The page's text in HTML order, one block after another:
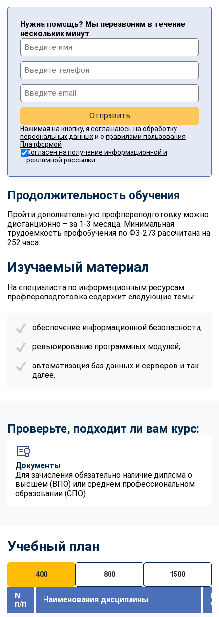
Нужна помощь? Мы перезвоним в течение
нескольких минут
Отправить
Нажимая на кнопку, я соглашаюсь на обработку
персональных данныхи с правилами пользования
Платформой
Согласен на получение информационной и
рекламной рассылки
Продолжительность обучения
Пройти дополнительную профпереподготовку можно
дистанционно – за 1-3 месяца. Минимальная
трудоемкость профобучения по ФЗ-273 рассчитана на
252 часа.
Изучаемый материал
На специалиста по информационным ресурсам
профпереподготовка содержит следующие темы:
обеспечение информационной безопасности;
ревьюирование программных модулей;
автоматизация баз данных и серверов и так
далее.
Проверьте, подходит ли вам курс:
Документы
Для зачисления обязательно наличие диплома о
высшем (ВПО) или среднем профессиональном
образовании (СПО)
Учебный план
400 800 1500
N
п/п
Наименования дисциплины